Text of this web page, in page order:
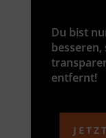
Du bist
entfernt!